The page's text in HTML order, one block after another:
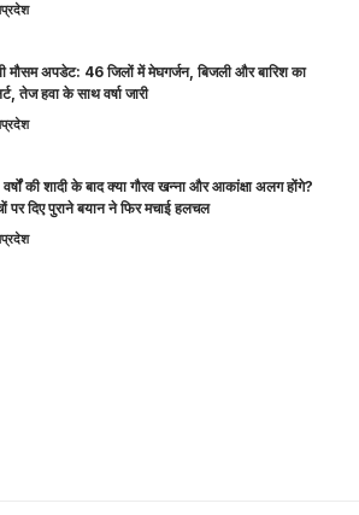
मौसम अपडेट: 46 जिलों में मेघगर्जन, बिजली और बारिश का
तेज हवा के साथ वर्षा जारी
की शादी के बाद क्या गौरव खन्ना और आकांक्षा अलग होंगे?
पर दिए पुराने बयान ने फिर मचाई हलचल